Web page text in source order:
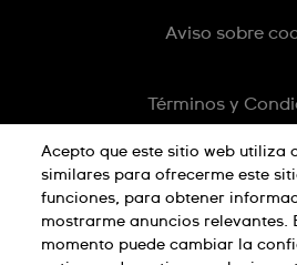
Aviso sobre
Términos y
Acepto que este sitio web utiliza
similares para ofrecerme este
funciones, para obtener
mostrarme anuncios relevantes.
momento puede cambiar la